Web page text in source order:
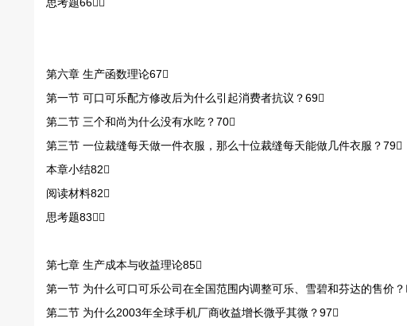
第六章 生产函数理论67
第一节 可口可乐配方修改后为什么引起消费者抗议？69
第二节 三个和尚为什么没有水吃？70
第三节 一位裁缝每天做一件衣服，那么十位裁缝每天能做几件衣服？79
本章小结82
阅读材料82
思考题83
第七章 生产成本与收益理论85
第一节 为什么可口可乐公司在全国范围内调整可乐、雪碧和芬达的售价
第二节 为什么2003年全球手机厂商收益增长微乎其微？97